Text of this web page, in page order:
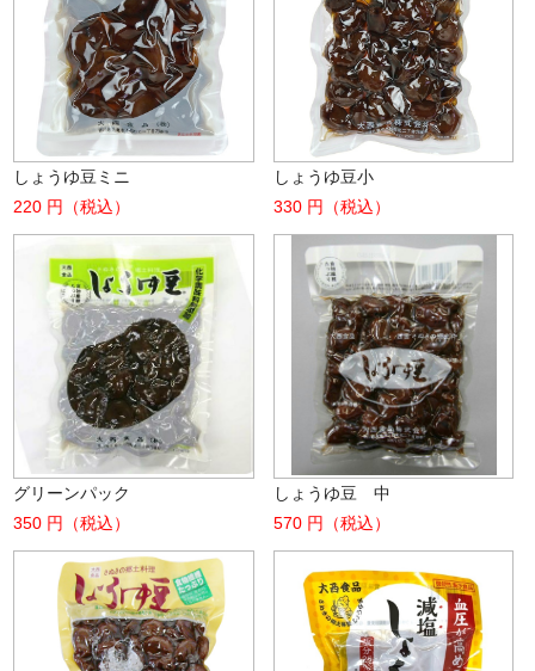
しょうゆ豆ミニ
220 円（税込）
しょうゆ豆小
330 円（税込）
グリーンパック
350 円（税込）
しょうゆ豆 中
570 円（税込）